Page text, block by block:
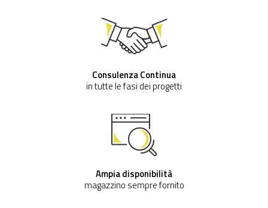
Consulenza Continua
in tutte le fasi dei progetti
Ampia disponibilità
magazzino sempre fornito